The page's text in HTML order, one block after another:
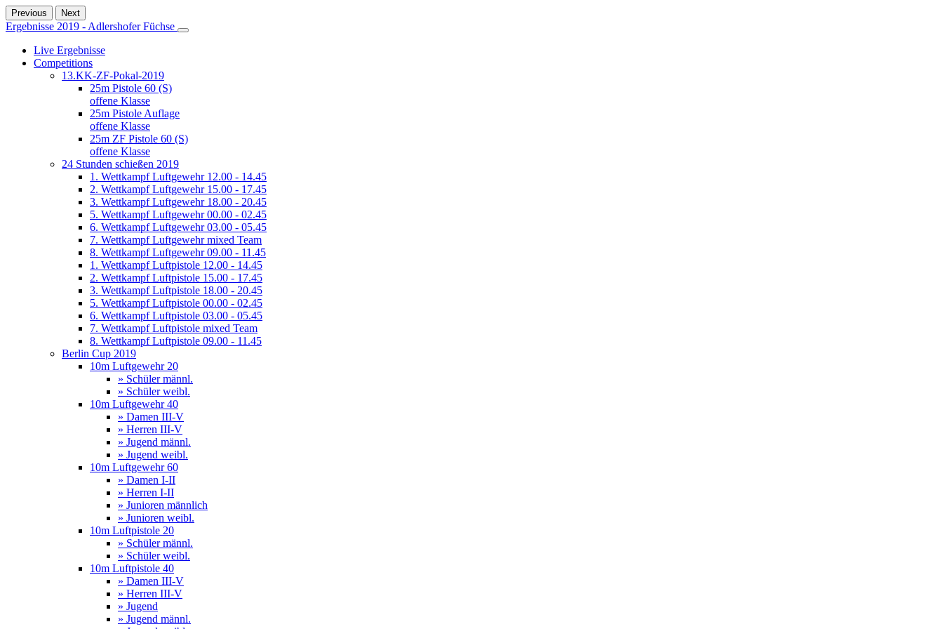
Previous Next
Ergebnisse 2019 - Adlershofer Füchse
Live Ergebnisse
Competitions
13.KK-ZF-Pokal-2019
25m Pistole 60 (S)
offene Klasse
25m Pistole Auflage
offene Klasse
25m ZF Pistole 60 (S)
offene Klasse
24 Stunden schießen 2019
1. Wettkampf Luftgewehr 12.00 - 14.45
2. Wettkampf Luftgewehr 15.00 - 17.45
3. Wettkampf Luftgewehr 18.00 - 20.45
5. Wettkampf Luftgewehr 00.00 - 02.45
6. Wettkampf Luftgewehr 03.00 - 05.45
7. Wettkampf Luftgewehr mixed Team
8. Wettkampf Luftgewehr 09.00 - 11.45
1. Wettkampf Luftpistole 12.00 - 14.45
2. Wettkampf Luftpistole 15.00 - 17.45
3. Wettkampf Luftpistole 18.00 - 20.45
5. Wettkampf Luftpistole 00.00 - 02.45
6. Wettkampf Luftpistole 03.00 - 05.45
7. Wettkampf Luftpistole mixed Team
8. Wettkampf Luftpistole 09.00 - 11.45
Berlin Cup 2019
10m Luftgewehr 20
» Schüler männl.
» Schüler weibl.
10m Luftgewehr 40
» Damen III-V
» Herren III-V
» Jugend männl.
» Jugend weibl.
10m Luftgewehr 60
» Damen I-II
» Herren I-II
» Junioren männlich
» Junioren weibl.
10m Luftpistole 20
» Schüler männl.
» Schüler weibl.
10m Luftpistole 40
» Damen III-V
» Herren III-V
» Jugend
» Jugend männl.